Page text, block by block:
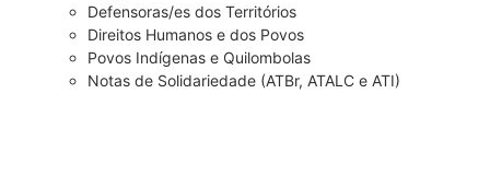
Defensoras/es dos Territórios
Direitos Humanos e dos Povos
Povos Indígenas e Quilombolas
Notas de Solidariedade (ATBr, ATALC e ATI)